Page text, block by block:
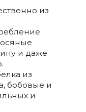
из
и даже
из
бобовые и
и